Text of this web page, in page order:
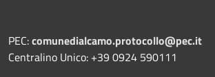
PEC:comunedialcamo.protocollo@pec.it
Centralino Unico: +39 0924 590111